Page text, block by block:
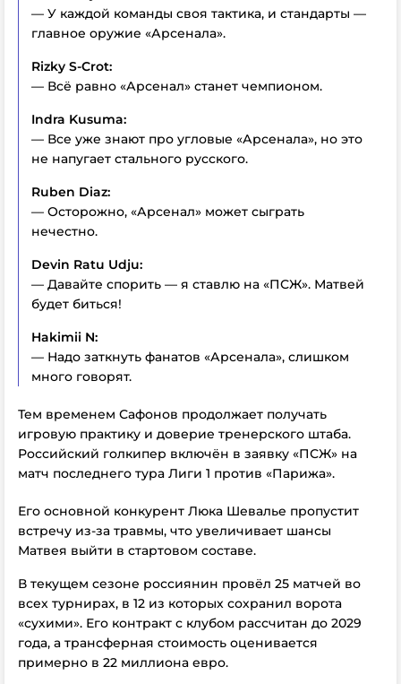
— У каждой команды своя тактика, и стандарты —
главное оружие «Арсенала».
Rizky S-Crot:
— Всё равно «Арсенал» станет чемпионом.
Indra Kusuma:
— Все уже знают про угловые «Арсенала», но это
не напугает стального русского.
Ruben Diaz:
— Осторожно, «Арсенал» может сыграть
нечестно.
Devin Ratu Udju:
— Давайте спорить — я ставлю на «ПСЖ». Матвей
будет биться!
Hakimii N:
— Надо заткнуть фанатов «Арсенала», слишком
много говорят.
Тем временем Сафонов продолжает получать
игровую практику и доверие тренерского штаба.
Российский голкипер включён в заявку «ПСЖ» на
матч последнего тура Лиги 1 против «Парижа».
Его основной конкурент Люка Шевалье пропустит
встречу из-за травмы, что увеличивает шансы
Матвея выйти в стартовом составе.
В текущем сезоне россиянин провёл 25 матчей во
всех турнирах, в 12 из которых сохранил ворота
«сухими». Его контракт с клубом рассчитан до 2029
года, а трансферная стоимость оценивается
примерно в 22 миллиона евро.